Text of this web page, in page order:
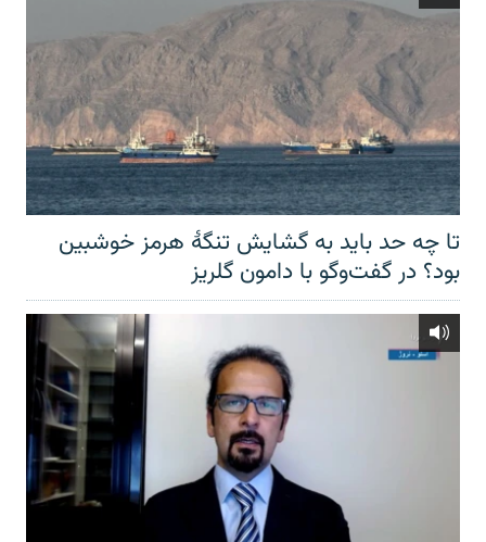
تا چه حد باید به گشایش تنگهٔ هرمز خوشبین
بود؟ در گفت‌وگو با دامون گلریز